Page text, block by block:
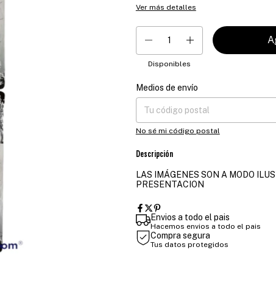
Ver más detalles
Disponibles
Entregas para el CP:
Medios de envío
No sé mi código postal
Descripción
LAS IMÁGENES SON A MODO
PRESENTACION
Envios a todo el pais
Hacemos envios a todo el pais
Compra segura
Tus datos protegidos